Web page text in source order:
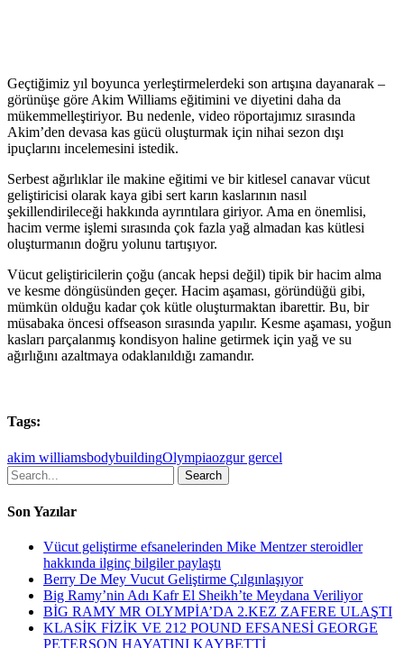
Geçtiğimiz yıl boyunca yerleştirmelerdeki son artışına dayanarak –
görünüşe göre Akim Williams eğitimini ve diyetini daha da
mükemmelleştiriyor. Bu nedenle, video röportajımız sırasında
Akim’den devasa kas gücü oluşturmak için nihai sezon dışı
ipuçlarını incelemesini istedik.
Serbest ağırlıklar ile makine eğitimi ve bir kitlesel canavar vücut
geliştiricisi olarak kaya gibi sert karın kaslarının nasıl
şekillendirileceği hakkında ayrıntılara giriyor. Ama en önemlisi,
hacim verme işlemi sırasında çok fazla yağ almadan kas kütlesi
oluşturmanın doğru yolunu tartışıyor.
Vücut geliştiricilerin çoğu (ancak hepsi değil) tipik bir hacim alma
ve kesme döngüsünden geçer. Hacim aşaması, göründüğü gibi,
mümkün olduğu kadar çok kütle oluşturmaktan ibarettir. Bu, bir
müsabaka öncesi offseason sırasında yapılır. Kesme aşaması, yoğun
kasları parçalanmış kondisyon haline getirmek için yağ ve su
ağırlığını azaltmaya odaklanıldığı zamandır.
Tags:
akim williamsbodybuildingOlympiaozgur gercel
Search
Son Yazılar
Vücut geliştirme efsanelerinden Mike Mentzer steroidler
hakkında ilginç bilgiler paylaştı
Berry De Mey Vucut Geliştirme Çılgınlaşıyor
Big Ramy’nin Adı Kafr El Sheikh’te Meydana Veriliyor
BİG RAMY MR OLYMPİA’DA 2.KEZ ZAFERE ULAŞTI
KLASİK FİZİK VE 212 POUND EFSANESİ GEORGE
PETERSON HAYATINI KAYBETTİ